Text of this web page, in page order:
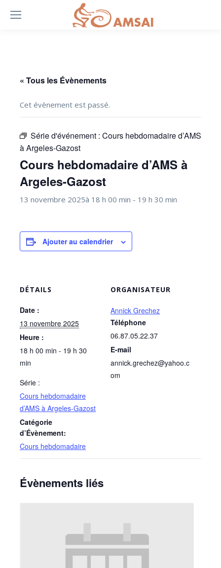
« Tous les Évènements
Cet évènement est passé.
Série d'événement : Cours hebdomadaire d’AMS
à Argeles-Gazost
Cours hebdomadaire d’AMS à
Argeles-Gazost
13 novembre 2025à 18 h 00 min - 19 h 30 min
Ajouter au calendrier
DÉTAILS
Date :
13 novembre 2025
Heure :
18 h 00 min - 19 h 30
min
Série :
Cours hebdomadaire
d’AMS à Argeles-Gazost
Catégorie
d’Évènement:
Cours hebdomadaire
ORGANISATEUR
Annick Grechez
Téléphone
06.87.05.22.37
E-mail
annick.grechez@yahoo.c
om
Évènements liés